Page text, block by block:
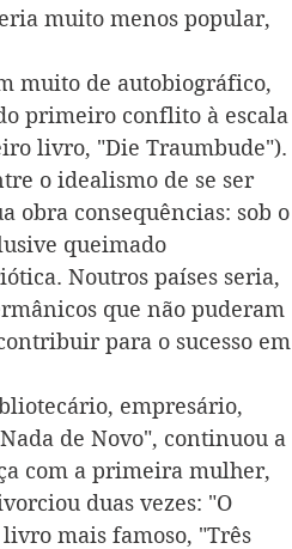
muito menos popular,
muito de autobiográfico,
primeiro conflito à escala
livro, "Die Traumbude").
o idealismo de se ser
obra consequências: sob o
queimado
Noutros países seria,
que não puderam
para o sucesso em
empresário,
de Novo", continuou a
com a primeira mulher,
duas vezes: "O
livro mais famoso, "Três